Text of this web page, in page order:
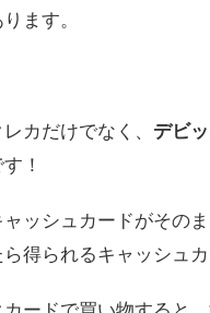
ます。
カだけでなく、 デビ
！
ッシュカードがその
得られるキャッシュ